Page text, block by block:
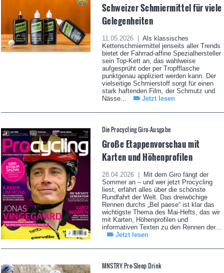
Schweizer Schmiermittel für viele
Gelegenheiten
11.05.2026 |
Als klassisches
Kettenschmiermittel jenseits aller Trends
bietet der Fahrrad-affine Spezialhersteller
sein Top-Kett an, das wahlweise
aufgesprüht oder per Tropfflasche
punktgenau appliziert werden kann. Der
vielseitige Schmierstoff sorgt für einen
stark haftenden Film, der Schmutz und
Nässe...
Jetzt lesen
Die Procycling Giro-Ausgabe
Große Etappenvorschau mit
Karten und Höhenprofilen
28.04.2026 |
Mit dem Giro fängt der
Sommer an – und wer jetzt Procycling
liest, erfährt alles über die schönste
Rundfahrt der Welt. Das dreiwöchige
Rennen durchs „Bel paese“ ist klar das
wichtigste Thema des Mai-Hefts, das wir
mit Karten, Höhenprofilen und
informativen Texten zu den Rennen der...
Jetzt lesen
MNSTRY Pre-Sleep Drink